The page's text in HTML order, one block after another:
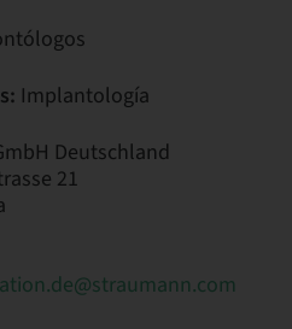
Implantología
Deutschland
21